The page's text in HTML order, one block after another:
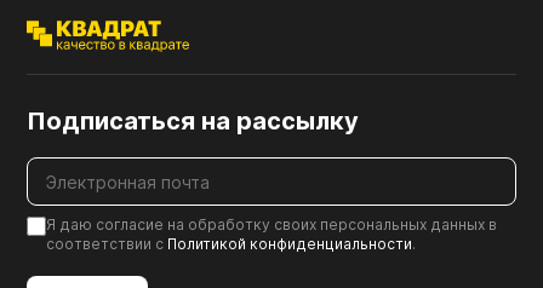
Подписаться на рассылку
Я даю согласие на обработку своих персональных данных в
соответствии с Политикой конфиденциальности.